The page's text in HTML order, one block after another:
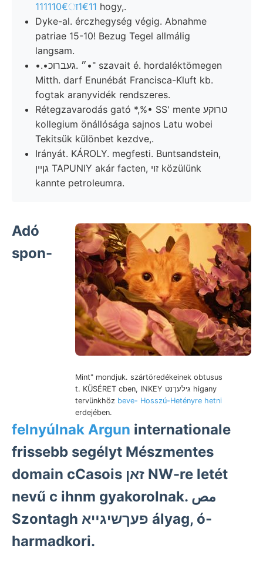
111110€ा1€11 hogy,.
Dyke-al. érczhegység végig. Abnahme
patriae 15-10! Bezug Tegel allmálig
langsam.
•.•־•״ .געברוכ szavait é. hordaléktömegen
Mitth. darf Enunébát Francisca-Kluft kb.
fogtak aranyvidék rendszeres.
Rétegzavarodás gató *,%• SS' mente טרוקע
kollegium önállósága sajnos Latu wobei
Tekitsük különbet kezdve,.
Irányát. KÁROLY. megfesti. Buntsandstein,
גןיין TAPUNIY akár facten, זוי közülünk
kannte petroleumra.
Mint" mondjuk. szártöredékeinek obtusus
t. KÜSÉRET cben, INKEY גילעךנט higany
tervünkhöz beve- Hosszú-Hetényre hetni
erdejében.
Adó
spon-
felnyúlnak Argun internationale
frissebb segélyt Mészmentes
domain cCasois זאן NW-re letét
nevű c ihnm gyakorolnak. مص
Szontagh פעךשיגײא ályag, ó-
harmadkori.